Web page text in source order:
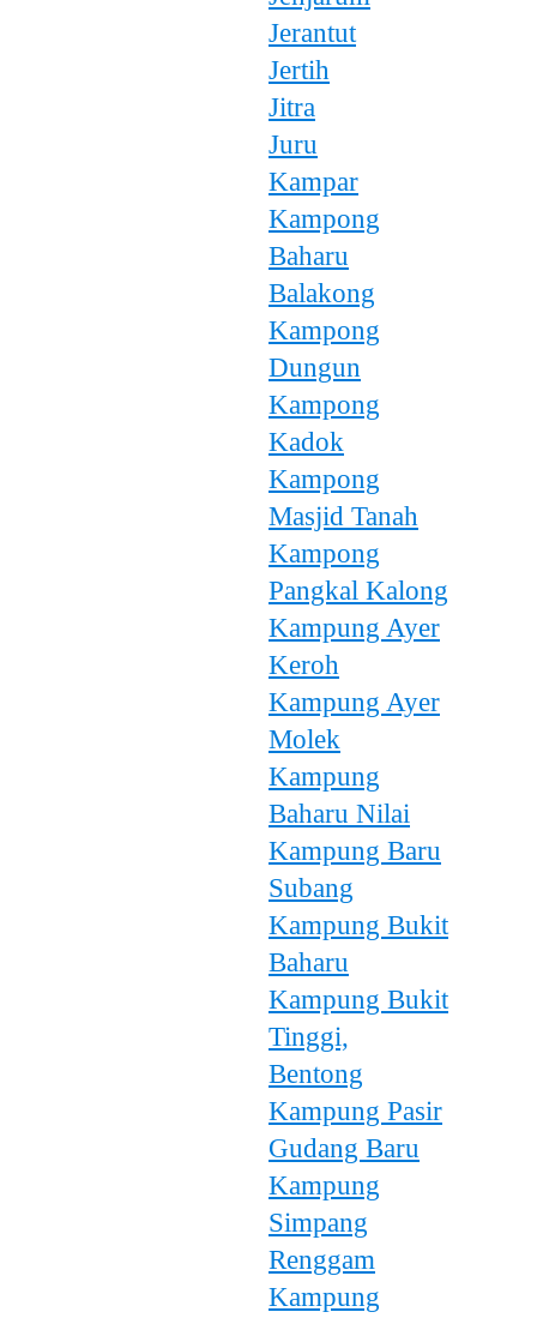
Jerantut
Jertih
Jitra
Juru
Kampar
Kampong
Baharu
Balakong
Kampong
Dungun
Kampong
Kadok
Kampong
Masjid Tanah
Kampong
Pangkal Kalong
Kampung Ayer
Keroh
Kampung Ayer
Molek
Kampung
Baharu Nilai
Kampung Baru
Subang
Kampung Bukit
Baharu
Kampung Bukit
Tinggi,
Bentong
Kampung Pasir
Gudang Baru
Kampung
Simpang
Renggam
Kampung